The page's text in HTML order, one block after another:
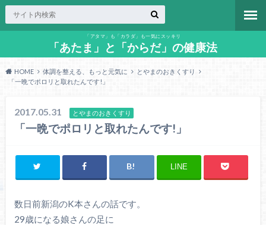
「アタマ」も「カラダ」も一気にスッキリ
「あたま」と「からだ」の健康法
HOME 体調を整える、もっと元気に
とやまのおきくすり
「一晩でポロリと取れたんです!」
2017.05.31 とやまのおきくすり
「一晩でポロリと取れたんです!」
LINE
数日前新潟のK本さんの話です。
29歳になる娘さんの足に